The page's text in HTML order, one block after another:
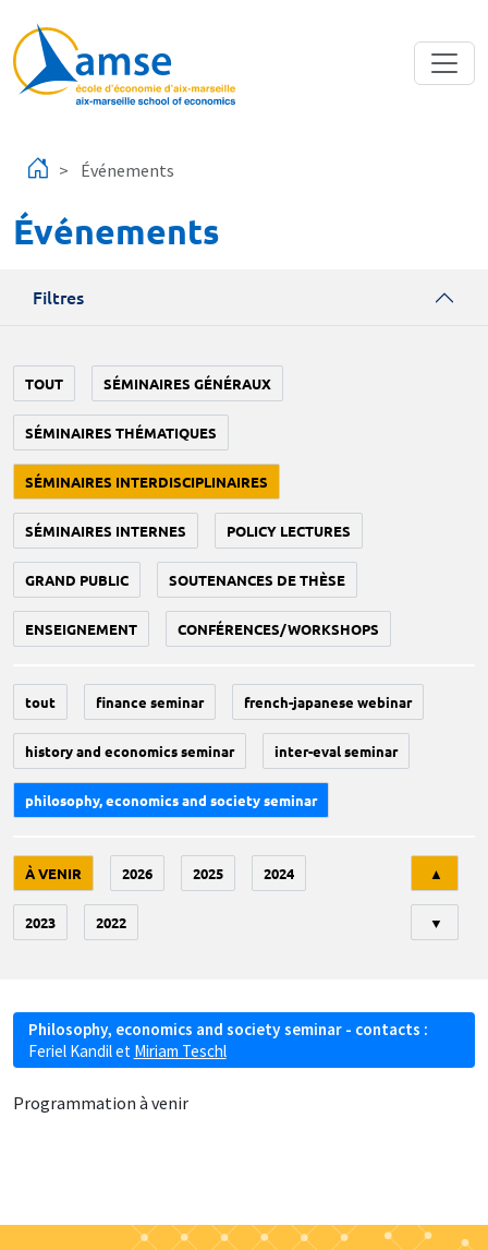
Événements
Événements
Filtres
TOUT SÉMINAIRES GÉNÉRAUX
SÉMINAIRES THÉMATIQUES
SÉMINAIRES INTERDISCIPLINAIRES
SÉMINAIRES INTERNES POLICY LECTURES
GRAND PUBLIC SOUTENANCES DE THÈSE
ENSEIGNEMENT CONFÉRENCES/WORKSHOPS
tout finance seminar french-japanese webinar
history and economics seminar inter-eval seminar
philosophy, economics and society seminar
À VENIR 2026 2025 2024
2023 2022
▲
▼
Philosophy, economics and society seminar - contacts :
Feriel Kandilet Miriam Teschl
Programmation à venir